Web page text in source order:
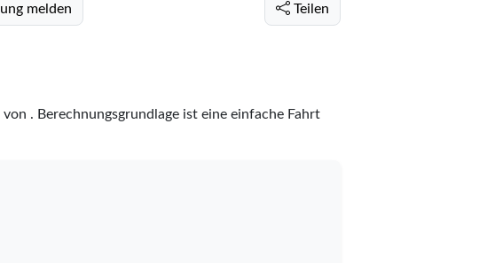
melden Teilen
von . Berechnungsgrundlage ist eine einfache Fahrt